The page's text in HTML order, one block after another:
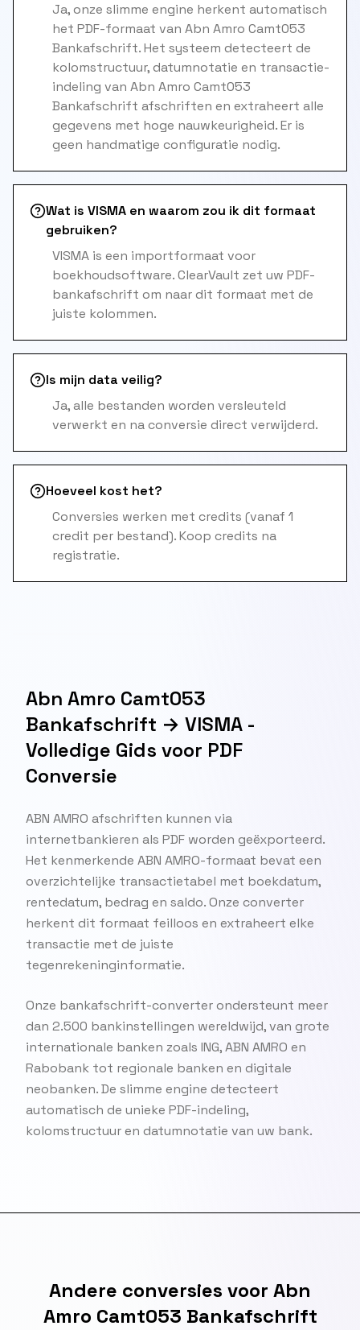
Ja, onze slimme engine herkent automatisch
het PDF-formaat van Abn Amro Camt053
Bankafschrift. Het systeem detecteert de
kolomstructuur, datumnotatie en transactie-
indeling van Abn Amro Camt053
Bankafschrift afschriften en extraheert alle
gegevens met hoge nauwkeurigheid. Er is
geen handmatige configuratie nodig.
Wat is VISMA en waarom zou ik dit formaat
gebruiken?
VISMA is een importformaat voor
boekhoudsoftware. ClearVault zet uw PDF-
bankafschrift om naar dit formaat met de
juiste kolommen.
Is mijn data veilig?
Ja, alle bestanden worden versleuteld
verwerkt en na conversie direct verwijderd.
Hoeveel kost het?
Conversies werken met credits (vanaf 1
credit per bestand). Koop credits na
registratie.
Abn Amro Camt053
Bankafschrift → VISMA -
Volledige Gids voor PDF
Conversie
ABN AMRO afschriften kunnen via
internetbankieren als PDF worden geëxporteerd.
Het kenmerkende ABN AMRO-formaat bevat een
overzichtelijke transactietabel met boekdatum,
rentedatum, bedrag en saldo. Onze converter
herkent dit formaat feilloos en extraheert elke
transactie met de juiste
tegenrekeninginformatie.
Onze bankafschrift-converter ondersteunt meer
dan 2.500 bankinstellingen wereldwijd, van grote
internationale banken zoals ING, ABN AMRO en
Rabobank tot regionale banken en digitale
neobanken. De slimme engine detecteert
automatisch de unieke PDF-indeling,
kolomstructuur en datumnotatie van uw bank.
Andere conversies voor Abn
Amro Camt053 Bankafschrift